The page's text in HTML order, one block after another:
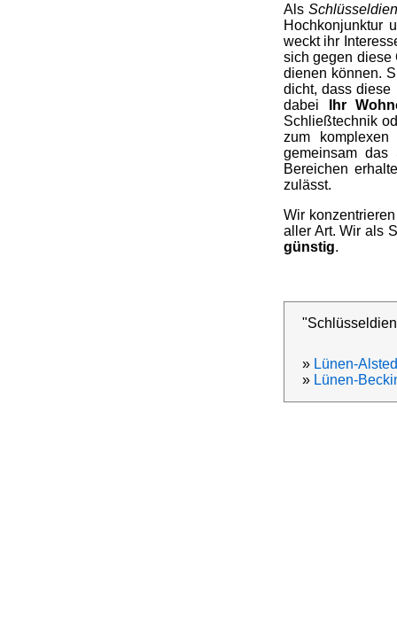
Als
Hochkonjunktur
weckt ihr
sich gegen diese
dienen können.
dicht, dass diese
dabei
Ihr
Schließtechnik
zum
gemeinsam das
Bereichen
zulässt.
Wir
aller Art. Wir als
günstig.
» Lünen-
» Lünen-